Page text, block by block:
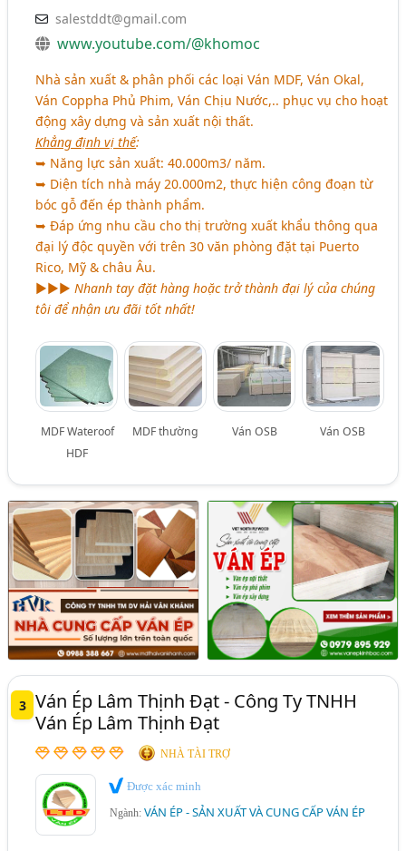
salestddt@gmail.com
www.youtube.com/@khomoc
Nhà sản xuất & phân phối các loại Ván MDF, Ván Okal,
Ván Coppha Phủ Phim, Ván Chịu Nước,.. phục vụ cho hoạt
động xây dựng và sản xuất nội thất.
Khẳng định vị thế:
➥ Năng lực sản xuất: 40.000m3/ năm.
➥ Diện tích nhà máy 20.000m2, thực hiện công đoạn từ
bóc gỗ đến ép thành phẩm.
➥ Đáp ứng nhu cầu cho thị trường xuất khẩu thông qua
đại lý độc quyền với trên 30 văn phòng đặt tại Puerto
Rico, Mỹ & châu Âu.
►►►Nhanh tay đặt hàng hoặc trở thành đại lý của chúng
tôi để nhận ưu đãi tốt nhất!
MDF Wateroof
HDF
MDF thường Ván OSB Ván OSB
3 Ván Ép Lâm Thịnh Đạt - Công Ty TNHH
Ván Ép Lâm Thịnh Đạt
NHÀ TÀI TRỢ
Được xác minh
Ngành:VÁN ÉP - SẢN XUẤT VÀ CUNG CẤP VÁN ÉP